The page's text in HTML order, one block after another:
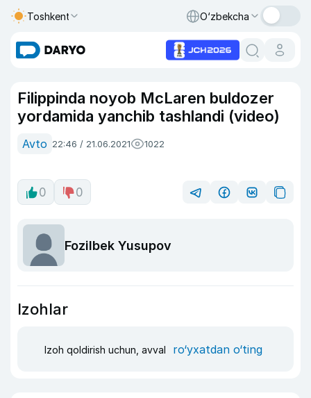
Toshkent O‘zbekcha
Filippinda noyob McLaren buldozer
yordamida yanchib tashlandi (video)
Avto 22:46 / 21.06.2021 1022
0 0
Fozilbek Yusupov
Izohlar
Izoh qoldirish uchun, avval ro‘yxatdan o‘ting